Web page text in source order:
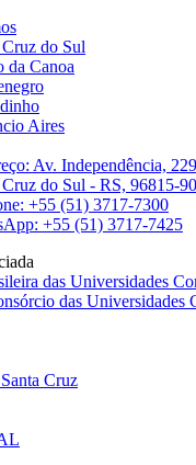
Cruz do Sul
da Canoa
Aires
Av. Independência,
Cruz do Sul - RS, 96815-
+55 (51) 3717-7300
+55 (51) 3717-7425